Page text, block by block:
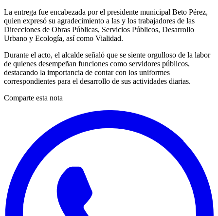
La entrega fue encabezada por el presidente municipal Beto Pérez,
quien expresó su agradecimiento a las y los trabajadores de las
Direcciones de Obras Públicas, Servicios Públicos, Desarrollo
Urbano y Ecología, así como Vialidad.
Durante el acto, el alcalde señaló que se siente orgulloso de la labor
de quienes desempeñan funciones como servidores públicos,
destacando la importancia de contar con los uniformes
correspondientes para el desarrollo de sus actividades diarias.
Comparte esta nota